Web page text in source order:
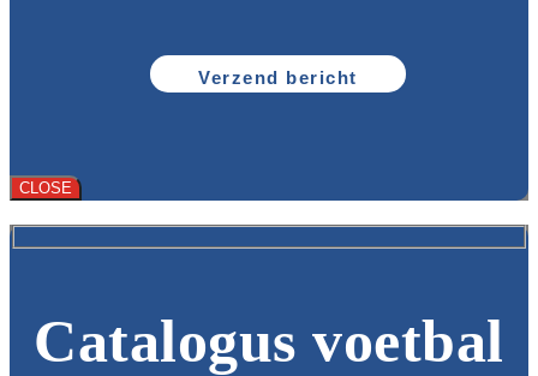
CLOSE
Catalogus voetbal